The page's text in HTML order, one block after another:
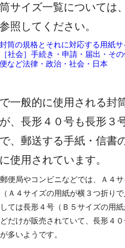
サイズ一覧については
照してください。
筒の規格とそれに対応する用紙
社会］手続き・申請・届出・そ
など法律・政治・社会・日本
一般的に使用される封
、長形４０号も長形３
、郵送する手紙・信書
使用されています。
便局やコンビニなどでは、Ａ４
Ａ４サイズの用紙が横３つ折り
ては長形４号（Ｂ５サイズの用
だけが販売されていて、長形４
多いようです。